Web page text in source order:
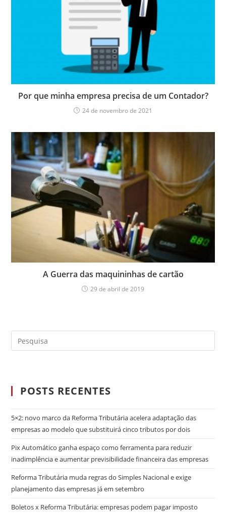
Por que minha empresa precisa de um Contador?
24 de novembro de 2021
A Guerra das maquininhas de cartão
29 de abril de 2019
POSTS RECENTES
5×2: novo marco da Reforma Tributária acelera adaptação das
empresas ao modelo que substituirá cinco tributos por dois
Pix Automático ganha espaço como ferramenta para reduzir
inadimplência e aumentar previsibilidade financeira das empresas
Reforma Tributária muda regras do Simples Nacional e exige
planejamento das empresas já em setembro
Boletos x Reforma Tributária: empresas podem pagar imposto